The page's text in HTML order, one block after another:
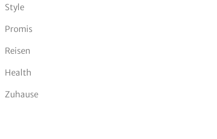
Style
Promis
Reisen
Health
Zuhause